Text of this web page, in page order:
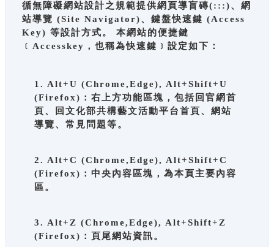
循無障礙網站設計之規範提供網頁導盲磚(:::)、網
站導覽 (Site Navigator)、鍵盤快速鍵 (Access
Key) 等設計方式。 本網站的便捷鍵
﹝Accesskey，也稱為快速鍵﹞設定如下：
1. Alt+U (Chrome,Edge), Alt+Shift+U
(Firefox)：右上方功能區塊，包括回官網首
頁、回文化部共構藝文活動平台首頁、網站
導覽、常見問題等。
2. Alt+C (Chrome,Edge), Alt+Shift+C
(Firefox)：中央內容區塊，為本頁主要內容
區。
3. Alt+Z (Chrome,Edge), Alt+Shift+Z
(Firefox)：頁尾網站資訊。